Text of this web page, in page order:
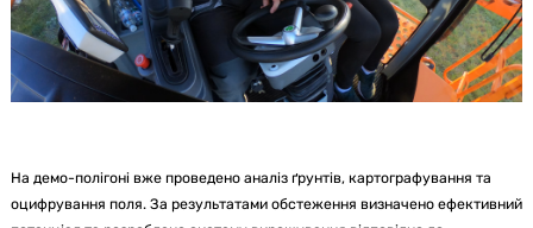
На демо-полігоні вже проведено аналіз ґрунтів, картографування та
оцифрування поля. За результатами обстеження визначено ефективний